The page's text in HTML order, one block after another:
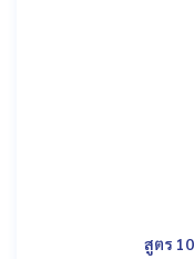
สูตร